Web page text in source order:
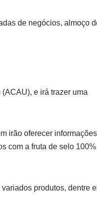
de negócios, almoço
e irá trazer uma
irão oferecer informações
com a fruta de selo 100%
produtos, dentre